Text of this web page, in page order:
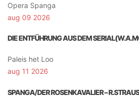
Opera Spanga
aug 09 2026
DIE ENTFÜHRUNG AUS DEM
Paleis het Loo
aug 11 2026
SPANGA/DER ROSENKAVALIER –